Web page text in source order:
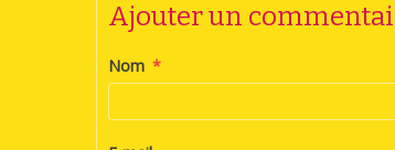
Ajouter un
Nom